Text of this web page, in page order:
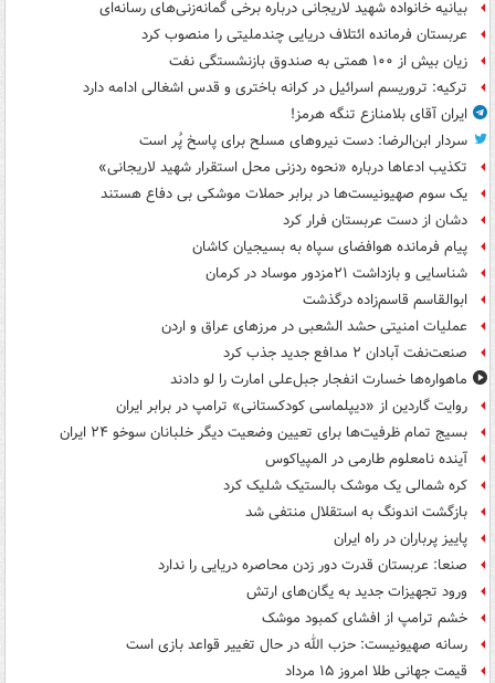
بیانیه خانواده شهید لاریجانی درباره برخی گمانه‌زنی‌های رسانه‌ای
عربستان فرمانده ائتلاف دریایی چندملیتی را منصوب کرد
زیان بیش از ۱۰۰ همتی به صندوق‌ بازنشستگی نفت
ترکیه: تروریسم اسرائیل در کرانه باختری و قدس اشغالی ادامه دارد
ایران آقای بلامنازع تنگه هرمز!
سردار ابن‌الرضا: دست نیروهای مسلح برای پاسخ پُر است
تکذیب ادعاها درباره «نحوه ردزنی محل استقرار شهید لاریجانی»
یک‌ سوم صهیونیست‌ها در برابر حملات موشکی بی دفاع هستند
دشان از دست عربستان فرار کرد
پیام فرمانده هوافضای سپاه به بسیجیان کاشان
شناسایی و بازداشت ۲۱مزدور موساد در کرمان
ابوالقاسم قاسم‌زاده درگذشت
عملیات امنیتی حشد الشعبی در مرزهای عراق و اردن
صنعت‌نفت آبادان ۲ مدافع جدید جذب کرد
ماهواره‌ها خسارت انفجار جبل‌علی امارت را لو دادند
روایت گاردین از «دیپلماسی کودکستانی» ترامپ در برابر ایران
بسیج تمام ظرفیت‌ها برای تعیین وضعیت دیگر خلبانان سوخو ۲۴ ایران
آینده نامعلوم طارمی در المپیاکوس
کره شمالی یک موشک بالستیک شلیک کرد
بازگشت اندونگ به استقلال منتفی شد
پاییز پرباران در راه ایران
صنعا: عربستان قدرت دور زدن محاصره دریایی را ندارد
ورود تجهیزات جدید به یگان‌های ارتش
خشم ترامپ از افشای کمبود موشک
رسانه صهیونیست: حزب الله در حال تغییر قواعد بازی است
قیمت جهانی طلا امروز ۱۵ مرداد